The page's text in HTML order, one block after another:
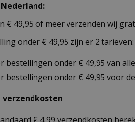
€ 49,95 of meer verzenden wij
onder € 49,95 zijn er 2 tarieven:
bestellingen onder € 49,95 van
bestellingen onder € 49,95 voor
€ 4,99 verzendkosten